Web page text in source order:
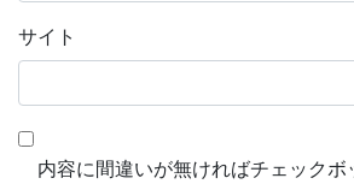
サイト
内容に間違いが無ければチェックボ